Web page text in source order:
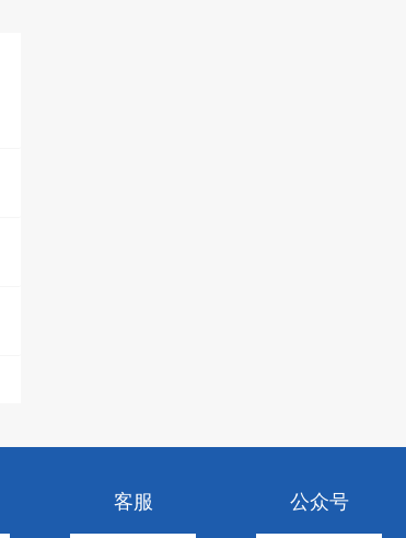
客服 公众号